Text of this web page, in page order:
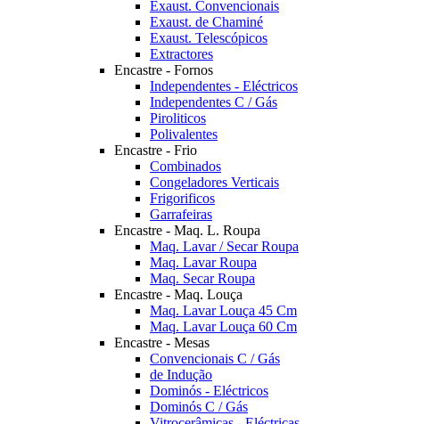
Exaust. Convencionais
Exaust. de Chaminé
Exaust. Telescópicos
Extractores
Encastre - Fornos
Independentes - Eléctricos
Independentes C / Gás
Piroliticos
Polivalentes
Encastre - Frio
Combinados
Congeladores Verticais
Frigorificos
Garrafeiras
Encastre - Maq. L. Roupa
Maq. Lavar / Secar Roupa
Maq. Lavar Roupa
Maq. Secar Roupa
Encastre - Maq. Louça
Maq. Lavar Louça 45 Cm
Maq. Lavar Louça 60 Cm
Encastre - Mesas
Convencionais C / Gás
de Indução
Dominós - Eléctricos
Dominós C / Gás